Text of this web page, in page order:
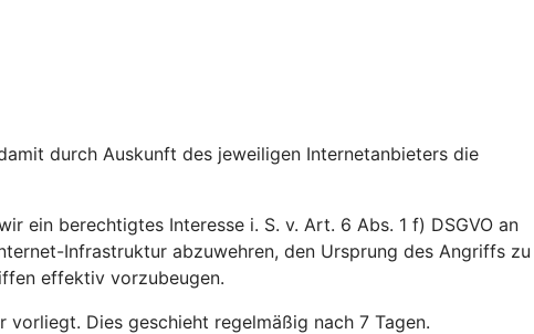
durch Auskunft des jeweiligen Internetanbieters die
ein berechtigtes Interesse i. S. v. Art. 6 Abs. 1 f) DSGVO an
Infrastruktur abzuwehren, den Ursprung des Angriffs zu
effektiv vorzubeugen.
Dies geschieht regelmäßig nach 7 Tagen.